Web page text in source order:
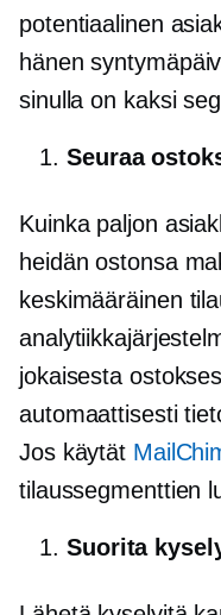
potentiaalinen
hänen
sinulla on kaksi
Seuraa
Kuinka paljon
heidän ostonsa
keskimääräinen
jokaisesta
automaattisesti
Jos käytät
tilaussegmenttien
Suorita